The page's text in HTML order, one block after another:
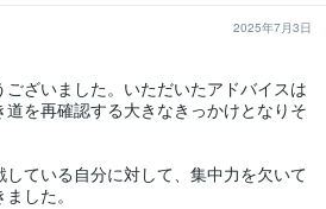
2025年7月3日
ざいました。いただいたアドバイスは
を再確認する大きなきっかけとなりそ
ている自分に対して、集中力を欠いて
した。